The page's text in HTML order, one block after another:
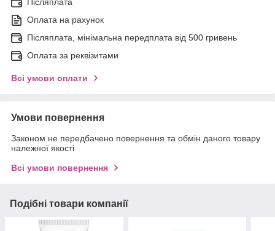
Оплата на рахунок
Післяплата, мінімальна передплата від 500 гривень
Оплата за реквізитами
Всі умови оплати
Умови повернення
Законом не передбачено повернення та обмін даного товару
належної якості
Всі умови повернення
Подібні товари компанії